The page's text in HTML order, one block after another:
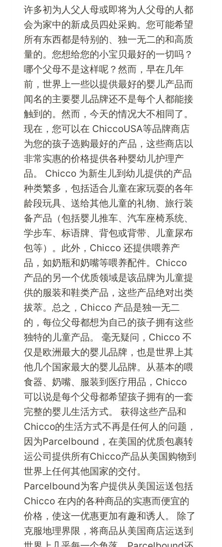
美
国
直
接
获
取
原
装
汽
车
零
部
件
许多初为人父人母或即将为人父母的人都
会为家中的新成员四处采购。您可能希望
所有东西都是特别的、独一无二的和高质
量的。您想给您的小宝贝最好的一切吗？
哪个父母不是这样呢？然而，早在几年
前，世界上一些以提供最好的婴儿产品而
闻名的主要婴儿品牌还不是每个人都能接
触到的。然而，今天的情况大不相同了。
现在，您可以在 ChiccoUSA等品牌商店
为您的孩子选购最好的产品，这些商店以
非常实惠的价格提供各种婴幼儿护理产
品。 Chicco 为新生儿到幼儿提供的产品
种类繁多，包括适合儿童在家玩耍的各年
龄段玩具、送给其他儿童的礼物、旅行装
备产品（包括婴儿推车、汽车座椅系统、
学步车、标语牌、背包或背带、儿童尿布
包等）。此外，Chicco 还提供喂养产
品，如奶瓶和奶嘴等喂养配件。Chicco
产品的另一个优质领域是该品牌为儿童提
供的服装和鞋类产品，这些产品绝对出类
拔萃。总之，Chicco 产品是独一无二
的，每位父母都想为自己的孩子拥有这些
独特的儿童产品。 毫无疑问，Chicco 不
仅是欧洲最大的婴儿品牌，也是世界上其
他几个国家最大的婴儿品牌。从基本的喂
食器、奶嘴、服装到医疗用品，Chicco
可以说是每个父母都希望孩子拥有的一套
完整的婴儿生活方式。 获得这些产品和
Chicco的生活方式不再是任何人的问题，
因为Parcelbound，在美国的优质包裹转
运公司提供所有Chicco产品从美国购物到
世界上任何其他国家的交付。
Parcelbound为客户提供从美国运送包括
Chicco 在内的各种商品的实惠而便宜的
价格，使这一优惠更加有趣和诱人。 除了
克服地理界限，将商品从美国商店运送到